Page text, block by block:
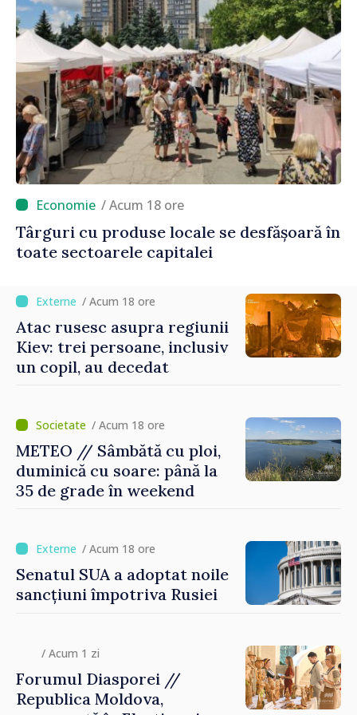
/ Acum 18 ore
Târguri cu produse locale se desfășoară în
toate sectoarele capitalei
/ Acum 18 ore
Atac rusesc asupra regiunii
Kiev: trei persoane, inclusiv
un copil, au decedat
/ Acum 18 ore
METEO // Sâmbătă cu ploi,
duminică cu soare: până la
35 de grade în weekend
/ Acum 18 ore
Senatul SUA a adoptat noile
sancțiuni împotriva Rusiei
/ Acum 1 zi
Forumul Diasporei //
Republica Moldova,